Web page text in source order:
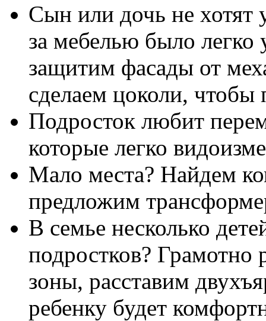
Сын или дочь не хотят
за мебелью было легко
защитим фасады от
сделаем цоколи, чтобы
Подросток любит
которые легко
Мало места? Найдем
предложим
В семье несколько
подростков? Грамотно
зоны, расставим
ребенку будет